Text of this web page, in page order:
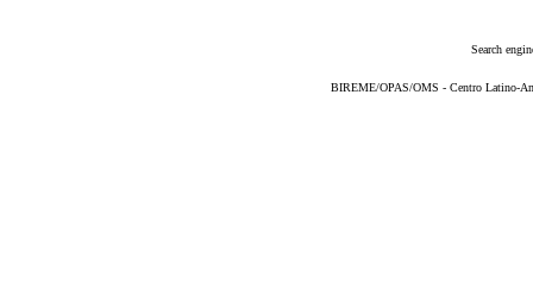
Search
BIREME/OPAS/OMS - Centro Latino-